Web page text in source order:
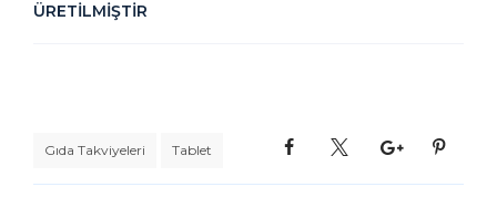
ÜRETİLMİŞTİR
Gıda Takviyeleri Tablet